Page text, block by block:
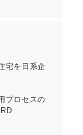
宅を日系企
プロセスの